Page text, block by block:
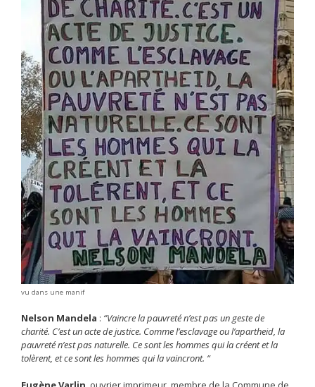
vu dans une manif
Nelson Mandela : “Vaincre la pauvreté n’est pas un geste de
charité. C’est un acte de justice. Comme l’esclavage ou l’apartheid, la
pauvreté n’est pas naturelle. Ce sont les hommes qui la créent et la
tolèrent, et ce sont les hommes qui la vaincront. “